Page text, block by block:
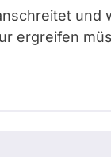
und
ergreifen